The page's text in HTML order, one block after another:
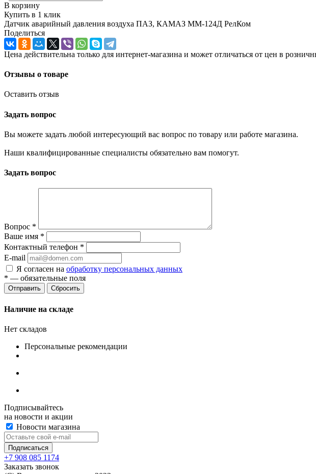
В корзину
Купить в 1 клик
Датчик аварийный давления воздуха ПАЗ, КАМАЗ ММ-124Д РелКом
Поделиться
Цена действительна только для интернет-магазина и может отличаться от цен в
Отзывы о товаре
Оставить отзыв
Задать вопрос
Вы можете задать любой интересующий вас вопрос по товару или работе магазина.
Наши квалифицированные специалисты обязательно вам помогут.
Задать вопрос
Вопрос *
Ваше имя *
Контактный телефон *
E-mail
Я согласен на обработку персональных данных
* — обязательные поля
Сбросить
Наличие на складе
Нет складов
Персональные рекомендации
Подписывайтесь
на новости и акции
Новости магазина
+7 908 085 1174
Заказать звонок